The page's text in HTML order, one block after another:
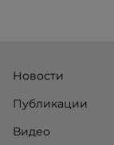
Новости
Публикации
Видео